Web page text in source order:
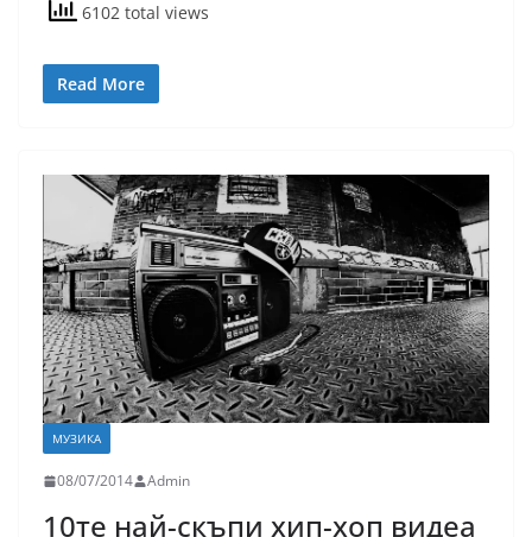
6102 total views
Read More
МУЗИКА
08/07/2014 Admin
10те най-скъпи хип-хоп видеа